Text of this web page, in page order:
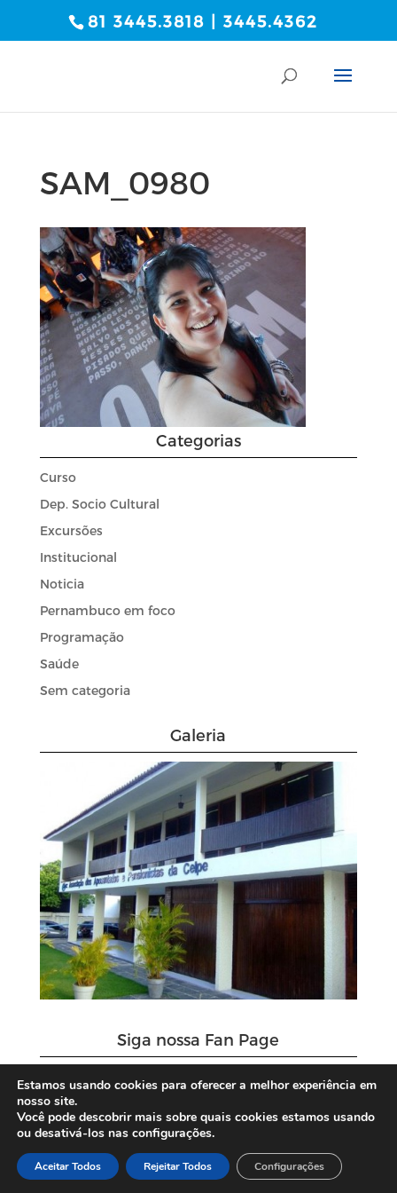
81 3445.3818 | 3445.4362
SAM_0980
Categorias
Curso
Dep. Socio Cultural
Excursões
Institucional
Noticia
Pernambuco em foco
Programação
Saúde
Sem categoria
Galeria
Siga nossa Fan Page
Estamos usando cookies para oferecer a melhor experiência em
nosso site.
Você pode descobrir mais sobre quais cookies estamos usando
ou desativá-los nas configurações.
Aceitar Todos Rejeitar Todos Configurações